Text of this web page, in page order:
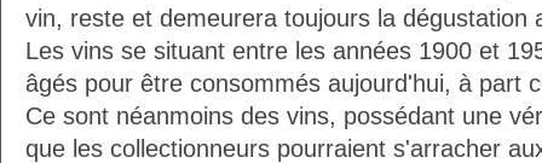
vin, reste et demeurera toujours la dégustation
Les vins se situant entre les années 1900 et
âgés pour être consommés aujourd'hui, à part
Ce sont néanmoins des vins, possédant une
que les collectionneurs pourraient s'arracher